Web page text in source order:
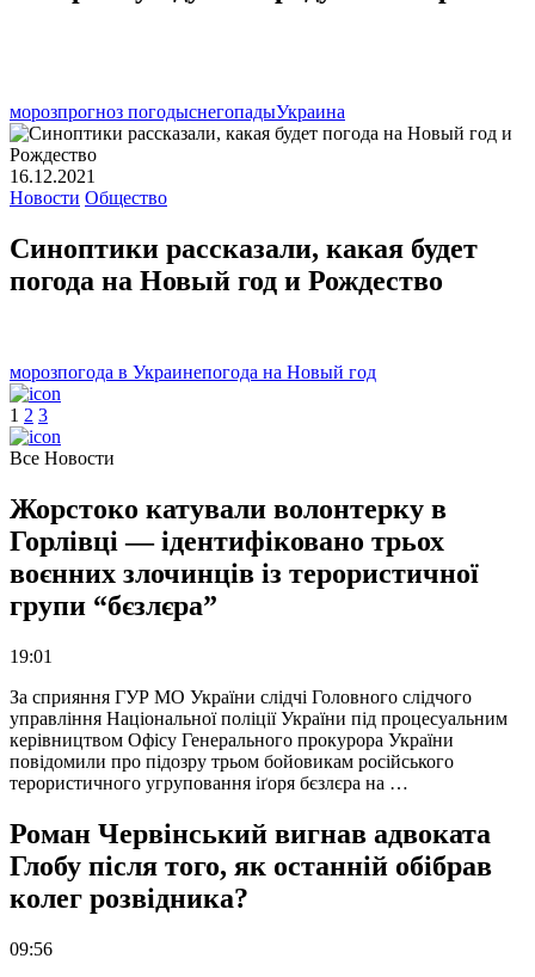
морозпрогноз погодыснегопадыУкраина
16.12.2021
Новости Общество
Синоптики рассказали, какая будет
погода на Новый год и Рождество
морозпогода в Украинепогода на Новый год
1 2 3
Все Новости
Жорстоко катували волонтерку в
Горлівці — ідентифіковано трьох
воєнних злочинців із терористичної
групи “бєзлєра”
19:01
За сприяння ГУР МО України слідчі Головного слідчого
управління Національної поліції України під процесуальним
керівництвом Офісу Генерального прокурора України
повідомили про підозру трьом бойовикам російського
терористичного угруповання іґоря бєзлєра на …
Роман Червінський вигнав адвоката
Глобу після того, як останній обібрав
колег розвідника?
09:56